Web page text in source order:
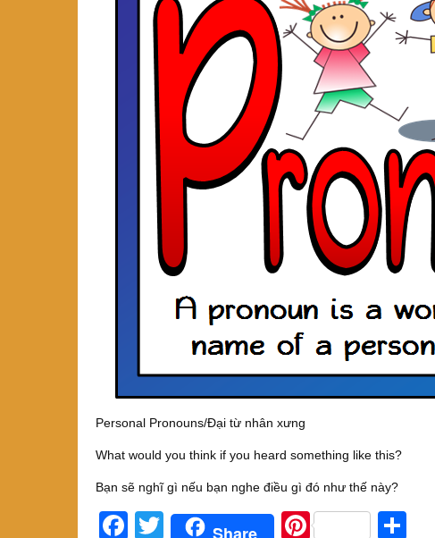
Personal Pronouns/Đại từ nhân xưng
What would you think if you heard something like this?
Bạn sẽ nghĩ gì nếu bạn nghe điều gì đó như thế này?
F
T
Share
Pi